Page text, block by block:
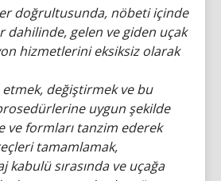
nöbeti içinde
dahilinde, gelen ve giden uçak
hizmetlerini eksiksiz olarak
değiştirmek ve bu
uygun şekilde
ve formları tanzim ederek
tamamlamak,
sırasında ve uçağa